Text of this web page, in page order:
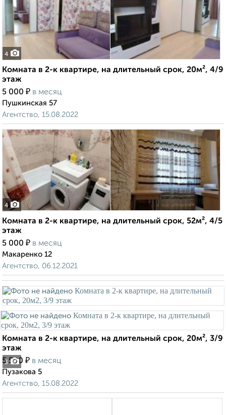
4
Комната в 2-к квартире, на длительный срок, 20м², 4/9
этаж
5 000 ₽ в месяц
Пушкинская 57
Агентство, 15.08.2022
4
Комната в 2-к квартире, на длительный срок, 52м², 4/5
этаж
5 000 ₽ в месяц
Макаренко 12
Агентство, 06.12.2021
3
Комната в 2-к квартире, на длительный срок, 20м², 3/9
этаж
5 500 ₽ в месяц
Пузакова 5
Агентство, 15.08.2022